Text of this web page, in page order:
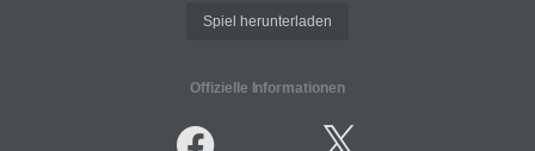
Spiel herunterladen
Offizielle Informationen